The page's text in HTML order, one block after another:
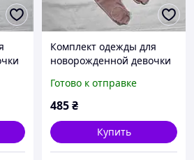
Комплект одежды для
новорожденной девочки
рубчик. Цвет пудра
Готово к отправке
485₴
Купить